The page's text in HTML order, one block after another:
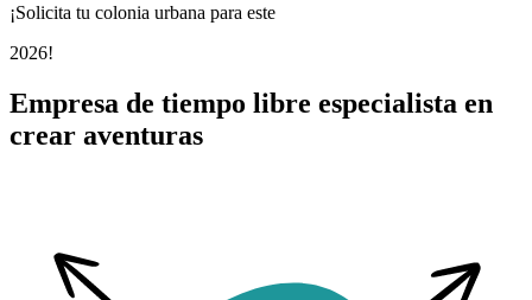
¡Solicita tu colonia urbana para este
2026!
Empresa de tiempo libre especialista en
crear aventuras